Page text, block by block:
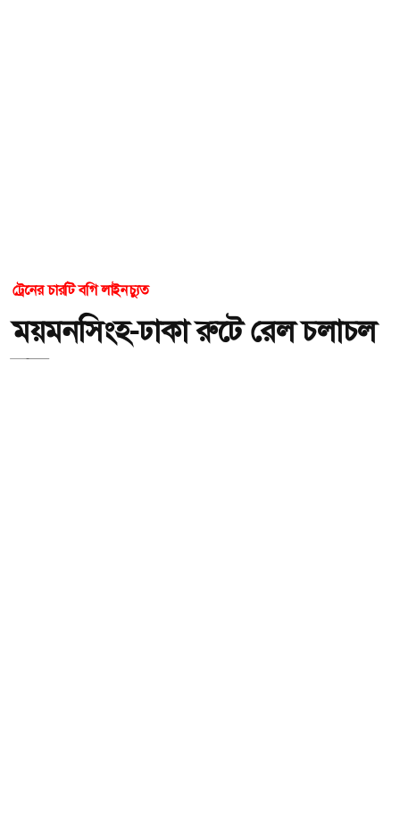
ট্রেনের চারটি বগি লাইনচ্যুত
ময়মনসিংহ-ঢাকা রুটে রেল চলাচল
বন্ধ